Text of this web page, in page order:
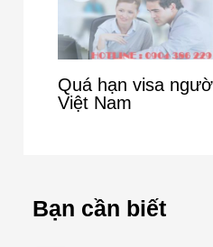
Quá hạn visa
Việt Nam
Bạn cần biết